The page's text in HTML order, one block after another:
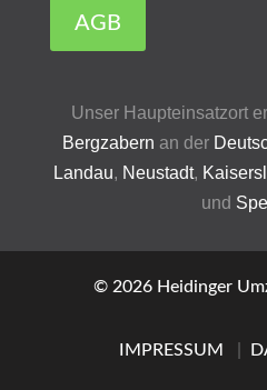
AGB
Unser Haupteinsatzort
Bergzabern an der
Landau, Neustadt,
und
© 2026 Heidinger
IMPRESSUM